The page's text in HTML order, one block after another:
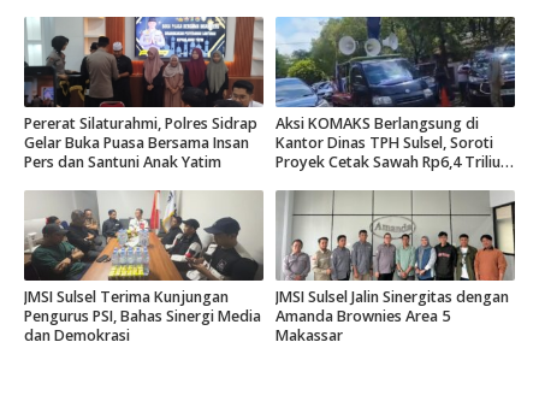
Pererat Silaturahmi, Polres Sidrap
Gelar Buka Puasa Bersama Insan
Pers dan Santuni Anak Yatim
Aksi KOMAKS Berlangsung di
Kantor Dinas TPH Sulsel, Soroti
Proyek Cetak Sawah Rp6,4 Triliun
JMSI Sulsel Terima Kunjungan
Pengurus PSI, Bahas Sinergi Media
dan Demokrasi
JMSI Sulsel Jalin Sinergitas dengan
Amanda Brownies Area 5
Makassar